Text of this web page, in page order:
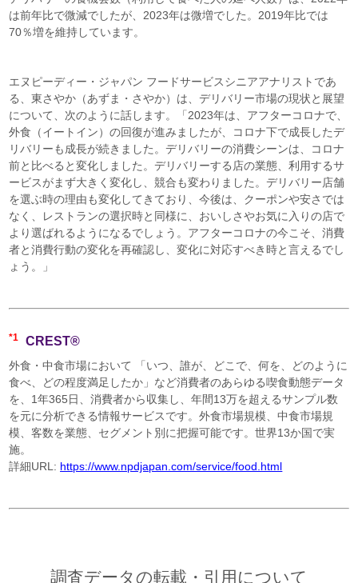
は前年比で微減でしたが、2023年は微増でした。2019年比では
70％増を維持しています。
エヌピーディー・ジャパン フードサービスシニアアナリストであ
る、東さやか（あずま・さやか）は、デリバリー市場の現状と展望
について、次のように話します。「2023年は、アフターコロナで、
外食（イートイン）の回復が進みましたが、コロナ下で成長したデ
リバリーも成長が続きました。デリバリーの消費シーンは、コロナ
前と比べると変化しました。デリバリーする店の業態、利用するサ
ービスがまず大きく変化し、競合も変わりました。デリバリー店舗
を選ぶ時の理由も変化してきており、今後は、クーポンや安さでは
なく、レストランの選択時と同様に、おいしさやお気に入りの店で
より選ばれるようになるでしょう。アフターコロナの今こそ、消費
者と消費行動の変化を再確認し、変化に対応すべき時と言えるでし
ょう。」
*1 CREST®
外食・中食市場において 「いつ、誰が、どこで、何を、どのように
食べ、どの程度満足したか」など消費者のあらゆる喫食動態データ
を、1年365日、消費者から収集し、年間13万を超えるサンプル数
を元に分析できる情報サービスです。外食市場規模、中食市場規
模、客数を業態、セグメント別に把握可能です。世界13か国で実
施。
詳細URL: https://www.npdjapan.com/service/food.html
調査データの転載・引用について